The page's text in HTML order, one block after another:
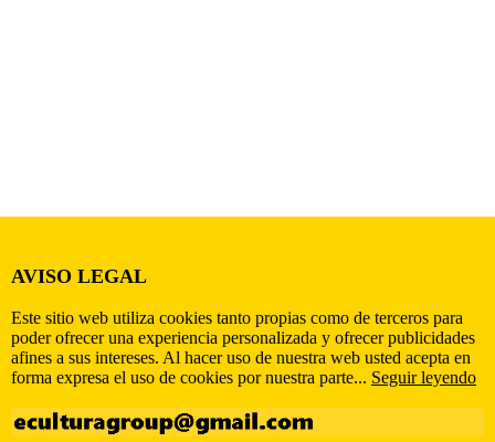
AVISO LEGAL
Este sitio web utiliza cookies tanto propias como de terceros para
poder ofrecer una experiencia personalizada y ofrecer publicidades
afines a sus intereses. Al hacer uso de nuestra web usted acepta en
forma expresa el uso de cookies por nuestra parte... Seguir leyendo